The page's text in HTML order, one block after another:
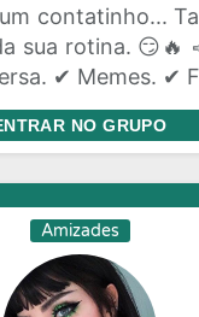
contatinho...
sua rotina.
✔ Memes. ✔
NO GRUPO
Amizades